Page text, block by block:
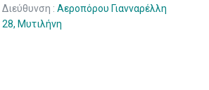
Διεύθυνση : Αεροπόρου Γιανναρέλλη
28, Μυτιλήνη